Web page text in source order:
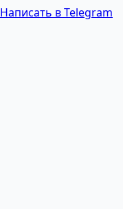
Написать в Telegram